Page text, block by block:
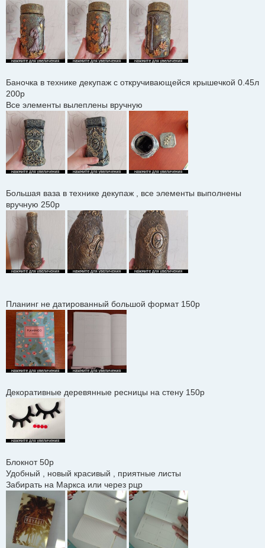
Баночка в технике декупаж с откручивающейся крышечкой 0.45л
200р
Все элементы вылеплены вручную
Большая ваза в технике декупаж , все элементы выполнены
вручную 250р
Планинг не датированный большой формат 150р
Декоративные деревянные ресницы на стену 150р
Блокнот 50р
Удобный , новый красивый , приятные листы
Забирать на Маркса или через рцр